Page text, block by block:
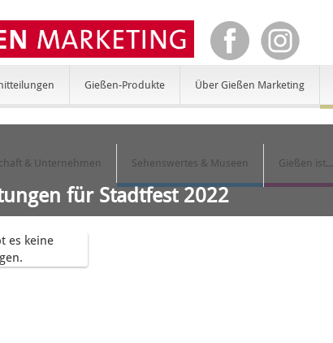
Gießen-Produkte Über Gießen Marketing
& Unternehmen Sehenswertes & Museen Gießen ist...
für Stadtfest 2022
es keine